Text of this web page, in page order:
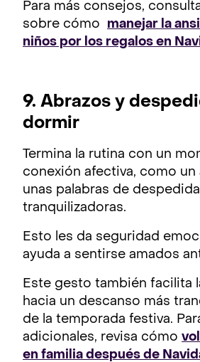
Para más consejos,
sobre cómo manejar la
niños por los regalos en
9. Abrazos y
dormir
Termina la rutina con un
conexión afectiva, como un
unas palabras de despedida
tranquilizadoras.
Esto les da seguridad
ayuda a sentirse amados
Este gesto también facilita
hacia un descanso más
de la temporada festiva.
adicionales, revisa cómo
en familia después de